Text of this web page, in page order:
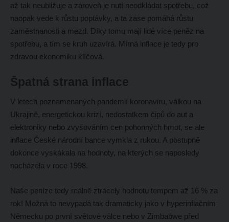
až tak neubližuje a zároveň je nutí neodkládat spotřebu, což
naopak vede k růstu poptávky, a ta zase pomáhá růstu
zaměstnanosti a mezd. Díky tomu mají lidé více peněz na
spotřebu, a tím se kruh uzavírá. Mírná inflace je tedy pro
zdravou ekonomiku klíčová.
Špatná strana inflace
V letech poznamenaných pandemií koronaviru, válkou na
Ukrajině, energetickou krizí, nedostatkem čipů do aut a
elektroniky nebo zvyšováním cen pohonných hmot, se ale
inflace České národní bance vymkla z rukou. A postupně
dokonce vyskákala na hodnoty, na kterých se naposledy
nacházela v roce 1998.
Naše peníze tedy reálně ztrácely hodnotu tempem až 16 % za
rok! Možná to nevypadá tak dramaticky jako v hyperinflačním
Německu po první světové válce nebo v Zimbabwe před